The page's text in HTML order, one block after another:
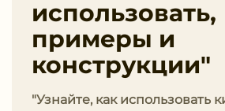
использовать,
примеры и
конструкции"
"Узнайте, как использовать